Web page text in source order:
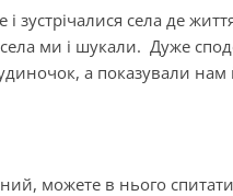
і зустрічалися села де
ми і шукали. Дуже
а показували
можете в нього